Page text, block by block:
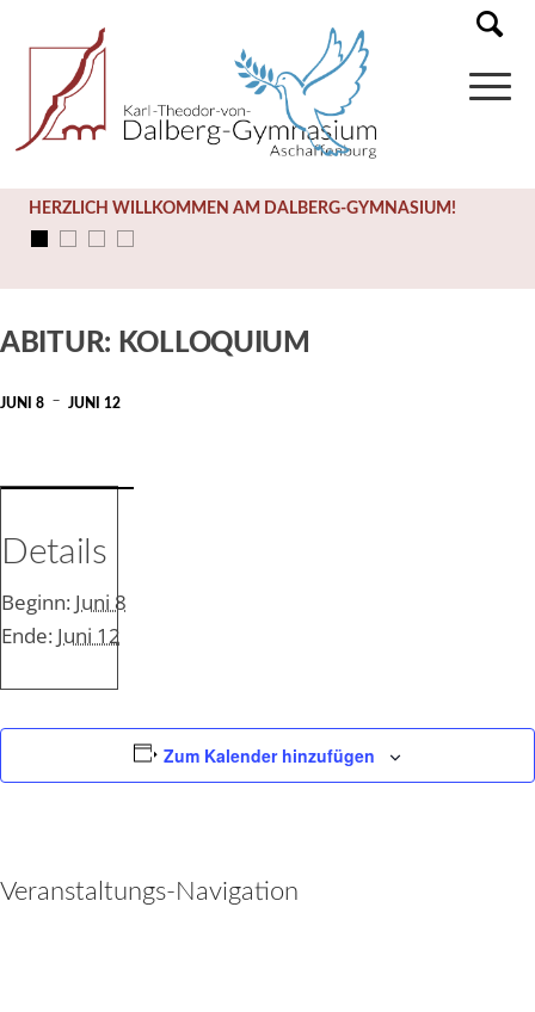
HERZLICH WILLKOMMEN AM DALBERG-GYMNASIUM!
Diese Veranstaltung hat bereits stattgefunden.
ABITUR: KOLLOQUIUM
JUNI 8 - JUNI 12
Details
Beginn: Juni 8
Ende: Juni 12
Zum Kalender hinzufügen
Veranstaltungs-Navigation